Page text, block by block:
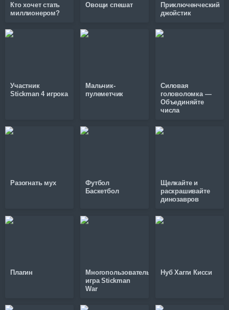
Кто хочет стать
миллионером?
Овощи спешат
Приключенческий
джойстик
Участник
Stickman 4 игрока
Мальчик-
пулеметчик
Силовая
головоломка —
Объединяйте
числа
Разогнать мух
Футбол
Баскетбол
Щелкайте и
раскрашивайте
динозавров
Плагин
Многопользовательская
игра Stickman
War
Нуб Хагги Кисси